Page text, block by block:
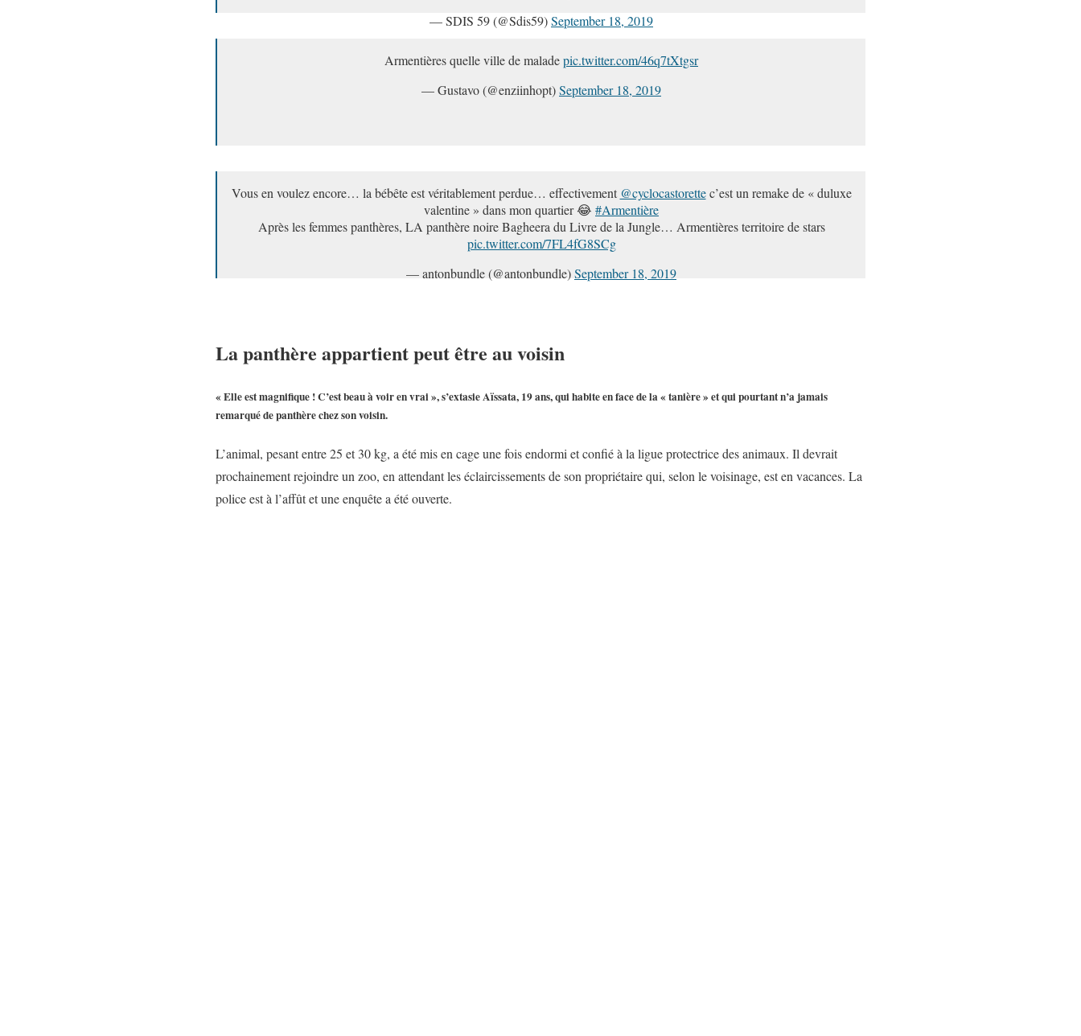
— SDIS 59 (@Sdis59)September 18, 2019
Armentières quelle ville de maladepic.twitter.com/46q7tXtgsr
— Gustavo (@enziinhopt)September 18, 2019
Vous en voulez encore… la bébête est véritablement perdue… effectivement @cyclocastorettec’est un remake de « duluxe
valentine » dans mon quartier 😂 #Armentière
Après les femmes panthères, LA panthère noire Bagheera du Livre de la Jungle… Armentières territoire de stars
pic.twitter.com/7FL4fG8SCg
— antonbundle (@antonbundle)September 18, 2019
La panthère appartient peut être au voisin
« Elle est magnifique ! C’est beau à voir en vrai », s’extasie Aïssata, 19 ans, qui habite en face de la « tanière » et qui pourtant n’a jamais
remarqué de panthère chez son voisin.
L’animal, pesant entre 25 et 30 kg, a été mis en cage une fois endormi et confié à la ligue protectrice des animaux. Il devrait
prochainement rejoindre un zoo, en attendant les éclaircissements de son propriétaire qui, selon le voisinage, est en vacances. La
police est à l’affût et une enquête a été ouverte.